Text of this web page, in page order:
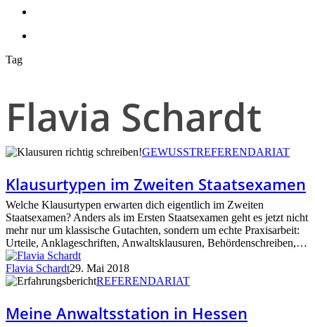
Tag
Flavia Schardt
Klausurtypen
Zweiten
Staatsexamen
GEWUSSTREFERENDARIAT
Klausurtypen im Zweiten Staatsexamen
Welche Klausurtypen erwarten dich eigentlich im Zweiten
Staatsexamen? Anders als im Ersten Staatsexamen geht es jetzt nicht
mehr nur um klassische Gutachten, sondern um echte Praxisarbeit:
Urteile, Anklageschriften, Anwaltsklausuren, Behördenschreiben,…
Flavia Schardt29. Mai 2018
Meine
in
Hessen
REFERENDARIAT
Meine Anwaltsstation in Hessen